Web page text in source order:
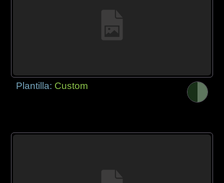
Plantilla: Custom